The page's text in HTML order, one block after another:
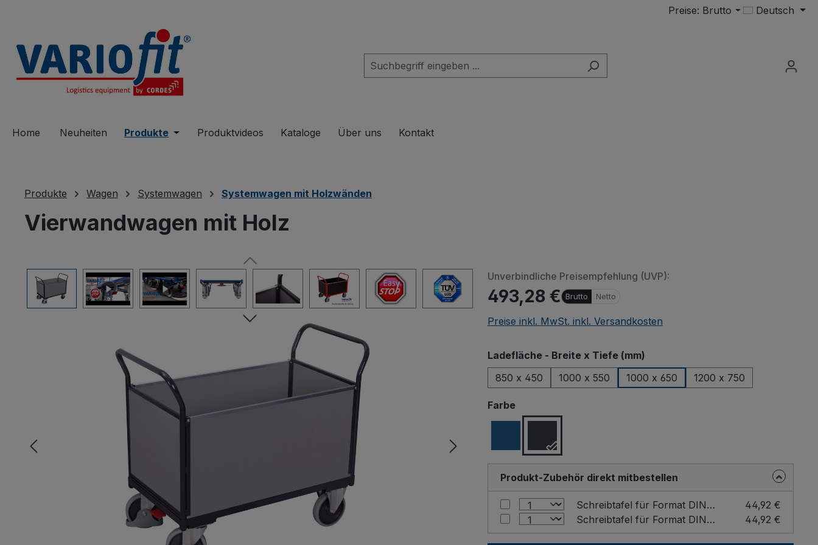
Preise: Brutto Deutsch
Home Neuheiten Produkte Öffne oder Schließe das Dropdown der Kategorie Produkte
Produktvideos Kataloge Über uns Kontakt
Produkte Wagen Systemwagen Systemwagen mit Holzwänden
Vierwandwagen mit Holz
Bildergalerie überspringen
an Drittanbieter übermittelt. Klicken Sie auf "Erlauben" um das Laden von
Unverbindliche Preisempfehlung (UVP):
493,28 € Brutto Netto
Preise inkl. MwSt. inkl. Versandkosten
Ladefläche - Breite x Tiefe (mm)auswählen
850 x 450
1000 x 550 1000 x 650 1200 x 750
Farbeauswählen
Produkt-Zubehör direkt mitbestellen
Schreibtafel für Format DIN A4 Farbe: Grau / Format: DIN A4 hoch
44,92 €
Schreibtafel für Format DIN A4 Farbe: Grau / Format: DIN A4 quer
44,92 €